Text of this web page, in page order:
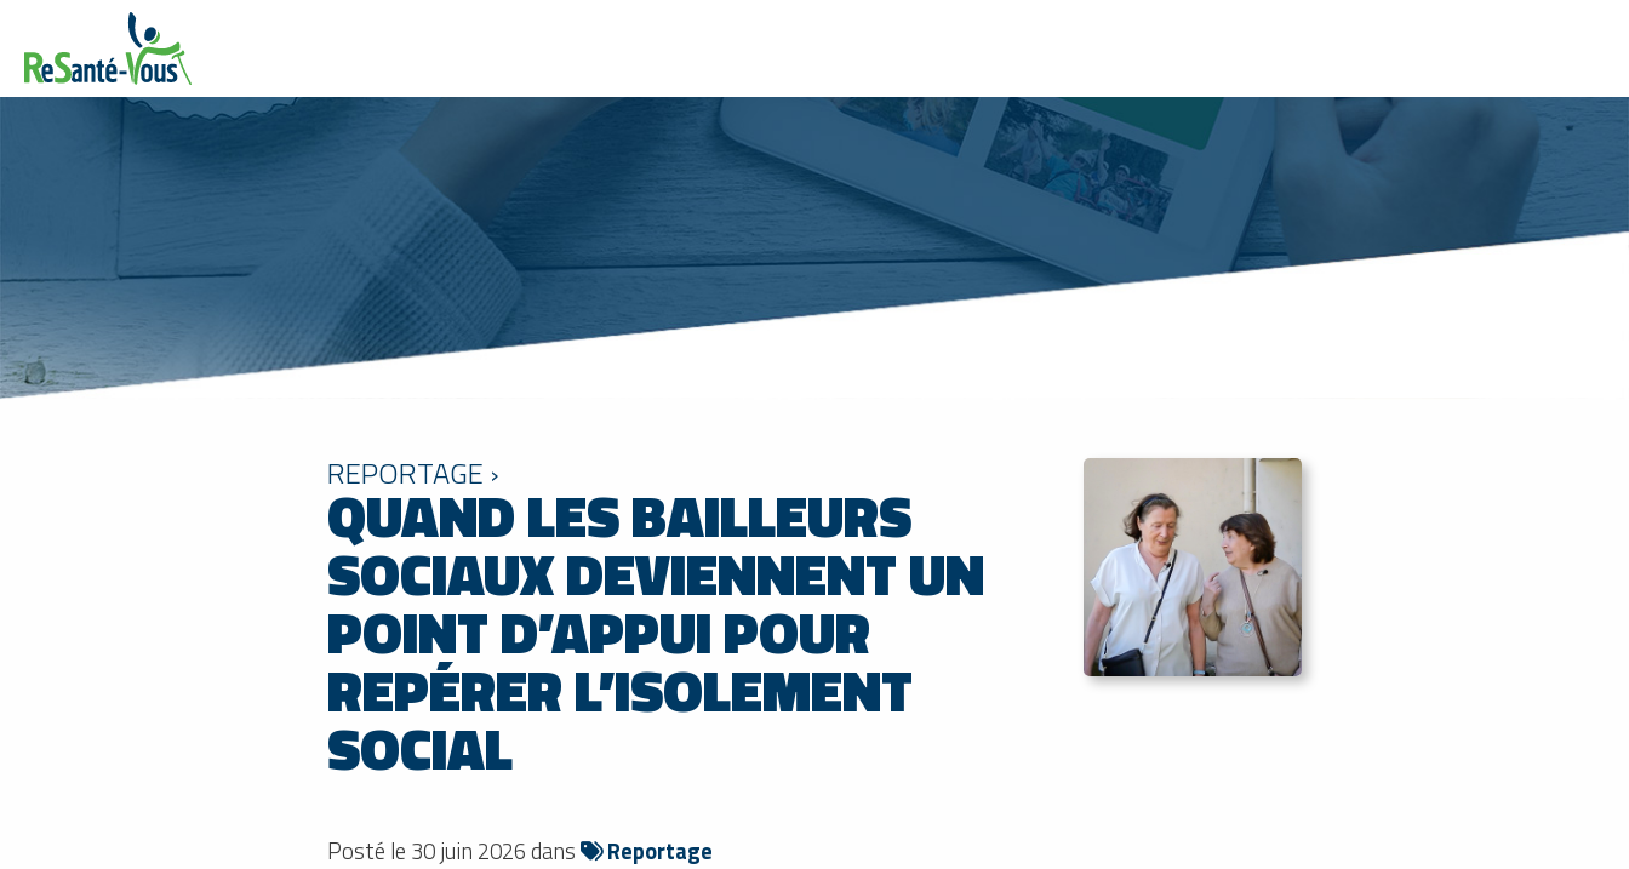
REPORTAGE ›
QUAND LES BAILLEURS
SOCIAUX DEVIENNENT UN
POINT D’APPUI POUR
REPÉRER L’ISOLEMENT
SOCIAL
Posté le 30 juin 2026 dans Reportage